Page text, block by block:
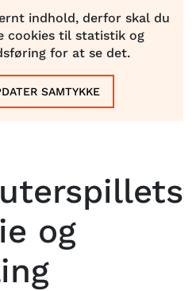
indhold, derfor skal du
cookies til statistik og
for at se det.
SAMTYKKE
og